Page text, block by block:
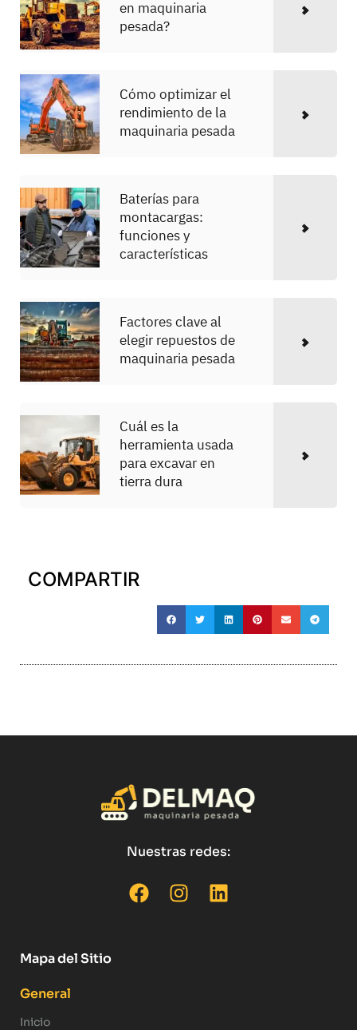
en maquinaria
pesada?
Cómo optimizar el
rendimiento de la
maquinaria pesada
Baterías para
montacargas:
funciones y
características
Factores clave al
elegir repuestos de
maquinaria pesada
Cuál es la
herramienta usada
para excavar en
tierra dura
COMPARTIR
Nuestras redes:
Mapa del Sitio
General
Inicio